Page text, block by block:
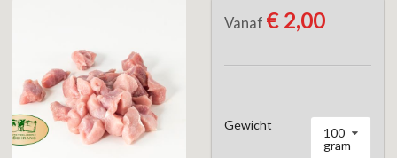
Vanaf € 2,00
Gewicht
100
gram